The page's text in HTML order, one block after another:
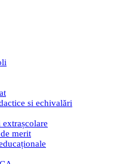
si echivalări
merit